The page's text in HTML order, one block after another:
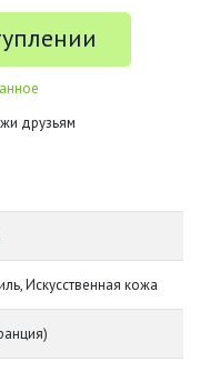
друзьям
Искусственная кожа